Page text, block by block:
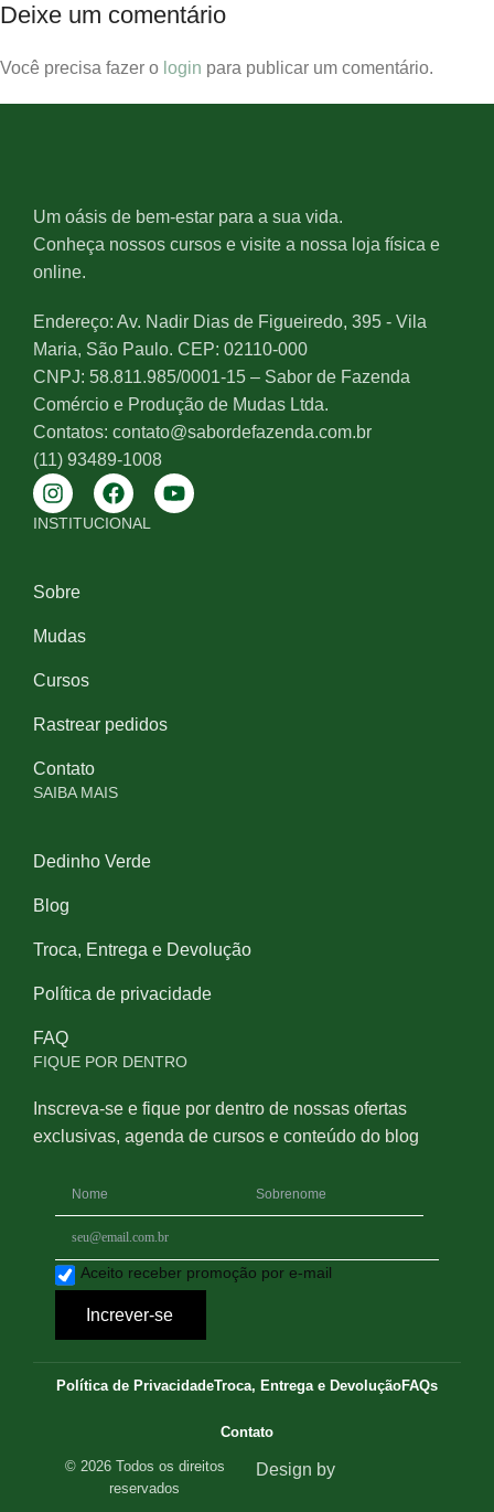
Deixe um comentário
Você precisa fazer o login para publicar um comentário.
Um oásis de bem-estar para a sua vida.
Conheça nossos cursos e visite a nossa loja física e
online.
Endereço: Av. Nadir Dias de Figueiredo, 395 - Vila
Maria, São Paulo. CEP: 02110-000
CNPJ: 58.811.985/0001-15 – Sabor de Fazenda
Comércio e Produção de Mudas Ltda.
Contatos: contato@sabordefazenda.com.br
(11) 93489-1008
INSTITUCIONAL
Sobre
Mudas
Cursos
Rastrear pedidos
Contato
SAIBA MAIS
Dedinho Verde
Blog
Troca, Entrega e Devolução
Política de privacidade
FAQ
FIQUE POR DENTRO
Inscreva-se e fique por dentro de nossas ofertas
exclusivas, agenda de cursos e conteúdo do blog
Aceito receber promoção por e-mail
Increver-se
© 2026 Todos os direitos
reservados
Design by
Política de PrivacidadeTroca, Entrega e DevoluçãoFAQs
Contato